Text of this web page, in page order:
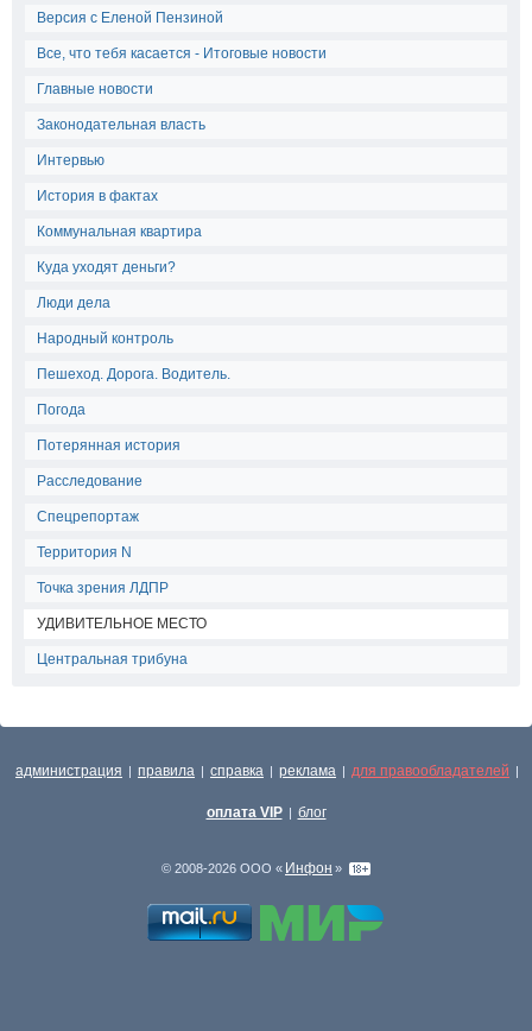
Версия с Еленой Пензиной
Все, что тебя касается - Итоговые новости
Главные новости
Законодательная власть
Интервью
История в фактах
Коммунальная квартира
Куда уходят деньги?
Люди дела
Народный контроль
Пешеход. Дорога. Водитель.
Погода
Потерянная история
Расследование
Спецрепортаж
Территория N
Точка зрения ЛДПР
УДИВИТЕЛЬНОЕ МЕСТО
Центральная трибуна
администрация | правила | справка | реклама | для правообладателей |
оплата VIP | блог
© 2008-2026 ООО « Инфон »